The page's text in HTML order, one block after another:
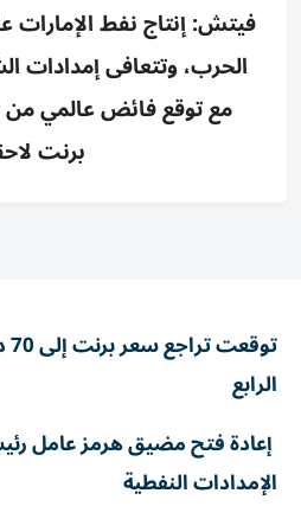
فيتش: إنتاج نفط الإمارات
الحرب، وتتعافى إمدادات
مع توقع فائض عالمي
برنت
الرابع
الإمدادات النفطية